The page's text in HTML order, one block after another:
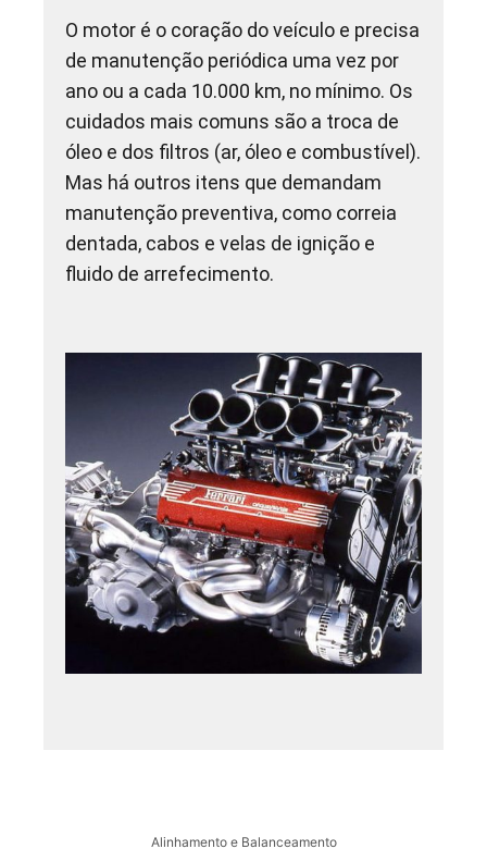
O motor é o coração do veículo e precisa
de manutenção periódica uma vez por
ano ou a cada 10.000 km, no mínimo. Os
cuidados mais comuns são a troca de
óleo e dos filtros (ar, óleo e combustível).
Mas há outros itens que demandam
manutenção preventiva, como correia
dentada, cabos e velas de ignição e
fluido de arrefecimento.
Alinhamento e Balanceamento